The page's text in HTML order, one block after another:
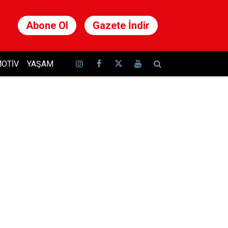
Abone Ol Gazete İndir
YAŞAM